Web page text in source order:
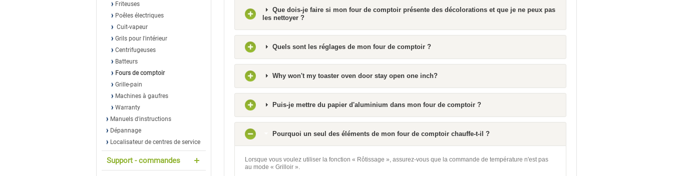
Que dois-je faire si mon four de comptoir présente des décolorations et que je ne peux pas
les nettoyer ?
Quels sont les réglages de mon four de comptoir ?
Why won't my toaster oven door stay open one inch?
Puis-je mettre du papier d'aluminium dans mon four de comptoir ?
Pourquoi un seul des éléments de mon four de comptoir chauffe-t-il ?
Lorsque vous voulez utiliser la fonction « Rôtissage », assurez-vous que la commande de température n'est pas
au mode « Grilloir ».
Friteuses
Poêles électriques
Cuit-vapeur
Grils pour l'intérieur
Centrifugeuses
Batteurs
Fours de comptoir
Grille-pain
Machines à gaufres
Warranty
Manuels d'instructions
Dépannage
Localisateur de centres de service
Support - commandes